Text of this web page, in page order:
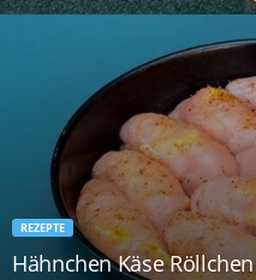
REZEPTE
Hähnchen Käse Röllchen